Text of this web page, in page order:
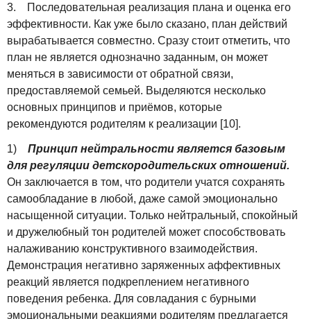
3. Последовательная реализация плана и оценка его
эффективности. Как уже было сказано, план действий
вырабатывается совместно. Сразу стоит отметить, что
план не является однозначно заданным, он может
меняться в зависимости от обратной связи,
предоставляемой семьей. Выделяются несколько
основных принципов и приёмов, которые
рекомендуются родителям к реализации [10].
1) Принцип нейтральности является базовым
для регуляции детскородительских отношений.
Он заключается в том, что родители учатся сохранять
самообладание в любой, даже самой эмоционально
насыщенной ситуации. Только нейтральный, спокойный
и дружелюбный тон родителей может способствовать
налаживанию конструктивного взаимодействия.
Демонстрация негативно заряженных аффективных
реакций является подкреплением негативного
поведения ребенка. Для совладания с бурными
эмоциональными реакциями родителям предлагается